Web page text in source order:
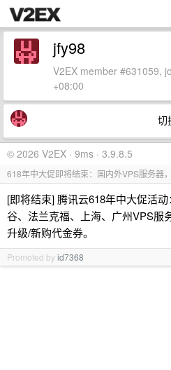
jfy98
V2EX member #631059,
+08:00
切
© 2026 V2EX · 9ms · 3.9.8.5
618年中大促即将结束：国内外VPS服务器
[即将结束] 腾讯云618年中大促活
谷、法兰克福、上海、广州VPS服
升级/新购代金券。
Promoted byid7368